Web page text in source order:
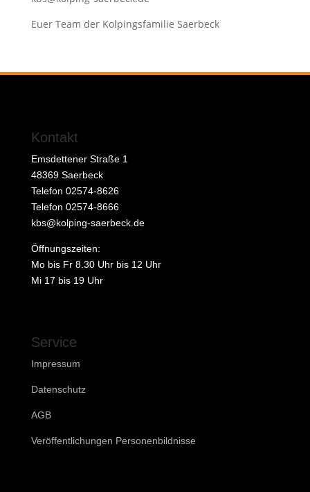
Euer Team der Kolpingsfamilie Saerbeck
Kontakt
Emsdettener Straße 1
48369 Saerbeck
Telefon 02574-8626
Telefon 02574-8666
kbs@kolping-saerbeck.de
Öffnungszeiten:
Mo bis Fr 8.30 Uhr bis 12 Uhr
Mi 17 bis 19 Uhr
Service
Impressum
Datenschutz
AGB
Veröffentlichungen Personenbildnisse